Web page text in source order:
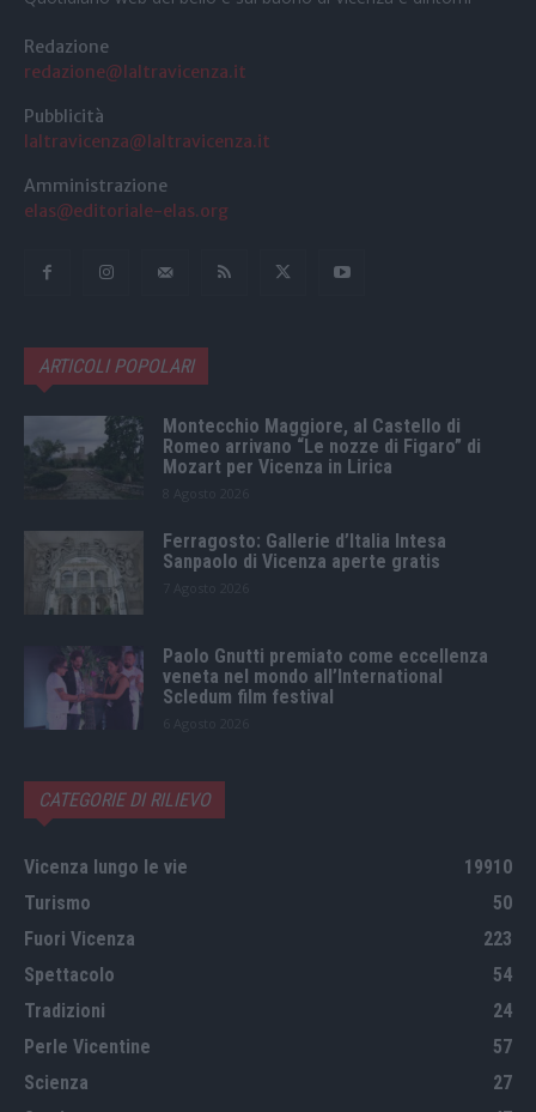
Redazione
redazione@laltravicenza.it
Pubblicità
laltravicenza@laltravicenza.it
Amministrazione
elas@editoriale-elas.org
ARTICOLI POPOLARI
Montecchio Maggiore, al Castello di
Romeo arrivano “Le nozze di Figaro” di
Mozart per Vicenza in Lirica
Ferragosto: Gallerie d’Italia Intesa
Sanpaolo di Vicenza aperte gratis
Paolo Gnutti premiato come eccellenza
veneta nel mondo all’International
Scledum film festival
CATEGORIE DI RILIEVO
Vicenza lungo le vie
19910
Turismo
50
Fuori Vicenza
223
Spettacolo
54
Tradizioni
24
Perle Vicentine
57
Scienza
27